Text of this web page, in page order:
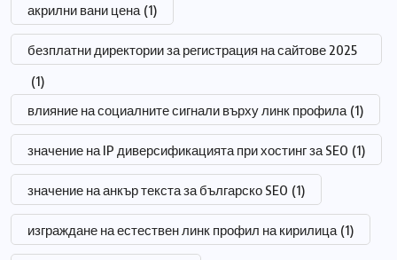
акрилни вани цена (1)
безплатни директории за регистрация на сайтове 2025
(1)
влияние на социалните сигнали върху линк профила (1)
значение на IP диверсификацията при хостинг за SEO (1)
значение на анкър текста за българско SEO (1)
изграждане на естествен линк профил на кирилица (1)